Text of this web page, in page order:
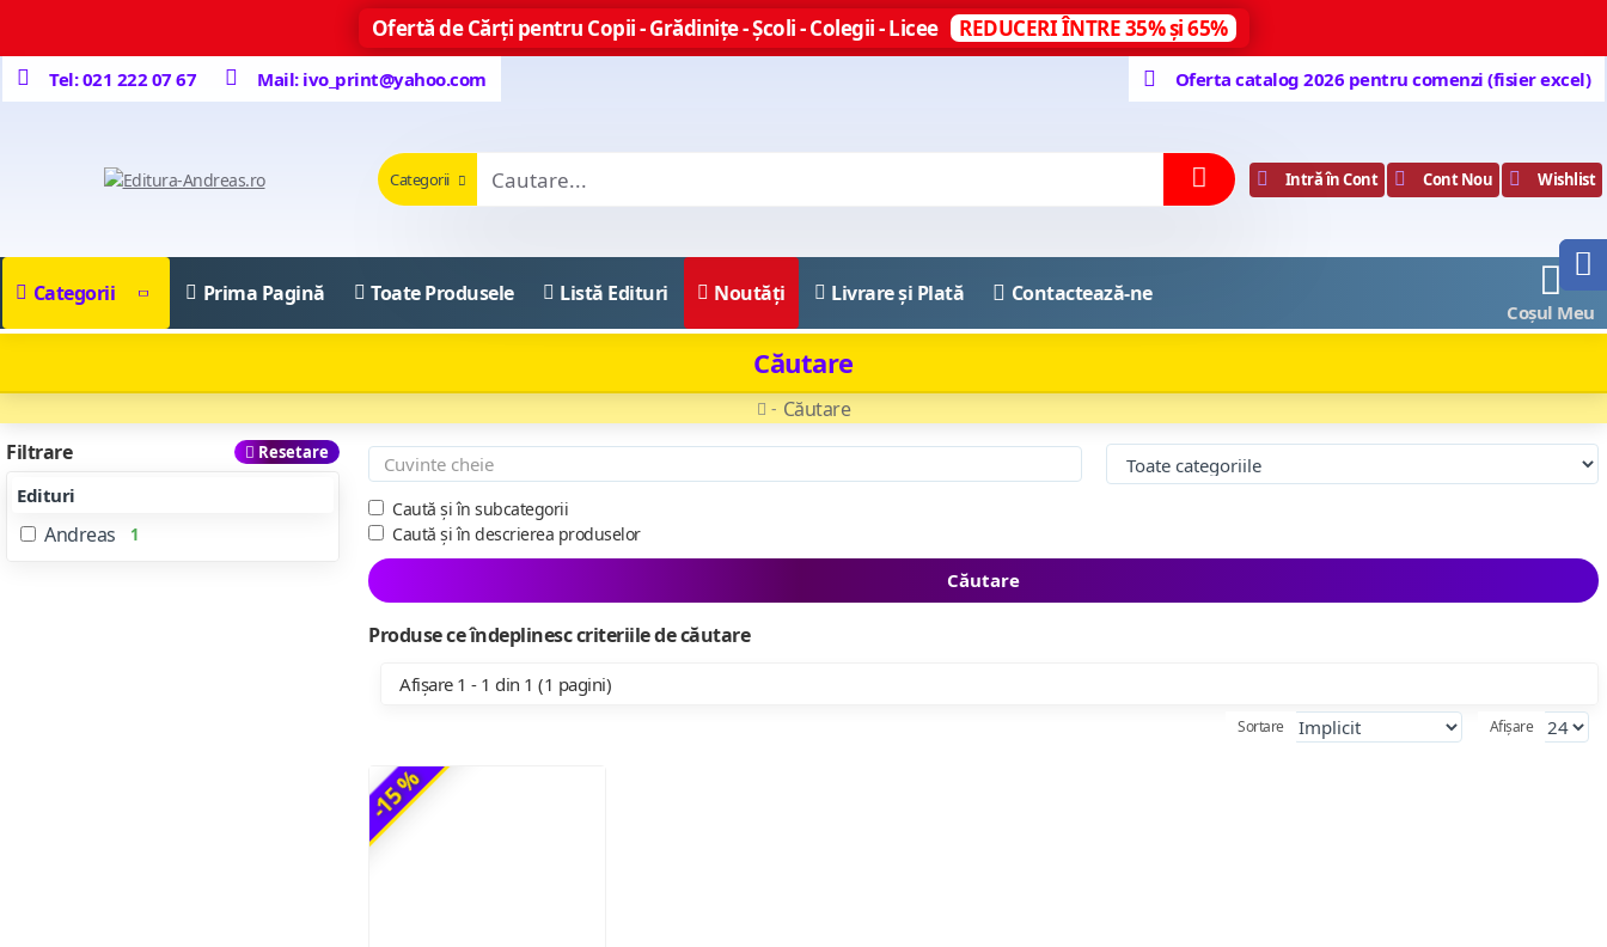
Ofertă de Cărți pentru Copii - Grădinițe - Școli - Colegii - Licee REDUCERI ÎNTRE 35% și 65%
Tel: 021 222 07 67 Mail: ivo_print@yahoo.com Oferta catalog 2026 pentru comenzi (fisier excel)
Categorii Intră în Cont Cont Nou Wishlist
Categorii Prima Pagină Toate Produsele Listă Edituri Noutăți Livrare și Plată Contactează-ne
Coșul Meu
Căutare
Căutare
Filtrare Resetare
Edituri
Andreas 1
Caută și în subcategorii
Caută și în descrierea produselor
Căutare
Produse ce îndeplinesc criteriile de căutare
Afișare 1 - 1 din 1 (1 pagini)
Sortare Afișare
-15 %